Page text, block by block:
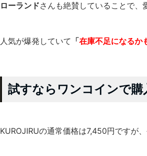
ローランドさんも絶賛していることで、
人気が爆発していて 「在庫不足になるか
試すならワンコインで購
KUROJIRUの通常価格は7,450円ですが